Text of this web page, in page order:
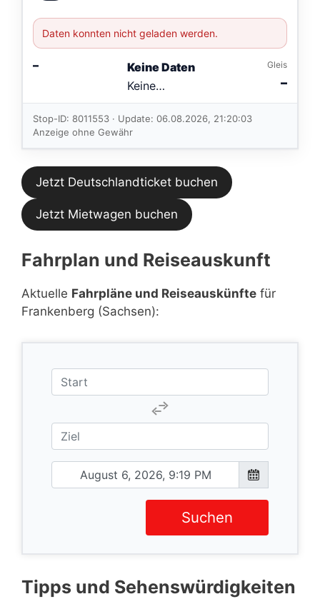
Daten konnten nicht geladen werden.
–
Keine Daten
Keine
Verbindungen
im aktuellen
Feed.
Gleis
–
Stop-ID: 8011553 · Update: 06.08.2026, 21:20:03
Anzeige ohne Gewähr
Jetzt Deutschlandticket buchen
Jetzt Mietwagen buchen
Fahrplan und Reiseauskunft
Aktuelle Fahrpläne und Reiseauskünfte für
Frankenberg (Sachsen):
Suchen
Tipps und Sehenswürdigkeiten